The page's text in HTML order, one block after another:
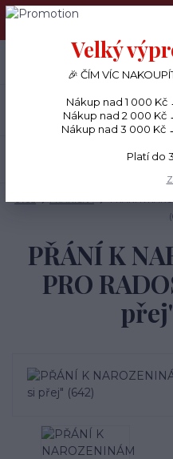
PŘÁNÍČKA a PAPÍROVÉ
+420 734 380 930
(Po-Ne, 8-20 hod.)
PŘÁNÍ K
PRO
Velký
🎉 ČÍM VÍC
Nákup nad 1 000 Kč
Nákup nad 2 000 Kč
Nákup nad 3 000 Kč
Platí do